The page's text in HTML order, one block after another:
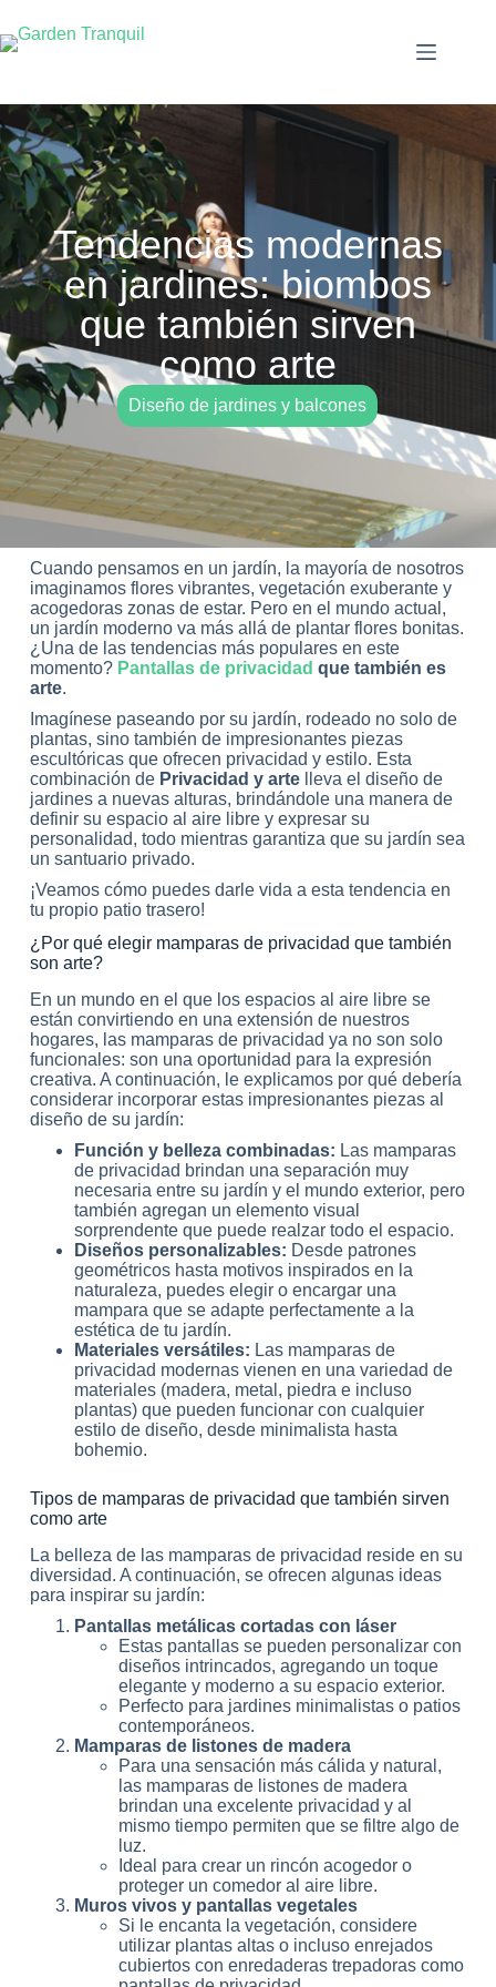
Tendencias modernas
en jardines: biombos
que también sirven
como arte
Diseño de jardines y balcones
Cuando pensamos en un jardín, la mayoría de nosotros
imaginamos flores vibrantes, vegetación exuberante y
acogedoras zonas de estar. Pero en el mundo actual,
un jardín moderno va más allá de plantar flores bonitas.
¿Una de las tendencias más populares en este
momento? Pantallas de privacidad que también es
arte.
Imagínese paseando por su jardín, rodeado no solo de
plantas, sino también de impresionantes piezas
escultóricas que ofrecen privacidad y estilo. Esta
combinación de Privacidad y artelleva el diseño de
jardines a nuevas alturas, brindándole una manera de
definir su espacio al aire libre y expresar su
personalidad, todo mientras garantiza que su jardín sea
un santuario privado.
¡Veamos cómo puedes darle vida a esta tendencia en
tu propio patio trasero!
¿Por qué elegir mamparas de privacidad que también
son arte?
En un mundo en el que los espacios al aire libre se
están convirtiendo en una extensión de nuestros
hogares, las mamparas de privacidad ya no son solo
funcionales: son una oportunidad para la expresión
creativa. A continuación, le explicamos por qué debería
considerar incorporar estas impresionantes piezas al
diseño de su jardín:
Función y belleza combinadas: Las mamparas
de privacidad brindan una separación muy
necesaria entre su jardín y el mundo exterior, pero
también agregan un elemento visual
sorprendente que puede realzar todo el espacio.
Diseños personalizables: Desde patrones
geométricos hasta motivos inspirados en la
naturaleza, puedes elegir o encargar una
mampara que se adapte perfectamente a la
estética de tu jardín.
Materiales versátiles: Las mamparas de
privacidad modernas vienen en una variedad de
materiales (madera, metal, piedra e incluso
plantas) que pueden funcionar con cualquier
estilo de diseño, desde minimalista hasta
bohemio.
Tipos de mamparas de privacidad que también sirven
como arte
La belleza de las mamparas de privacidad reside en su
diversidad. A continuación, se ofrecen algunas ideas
para inspirar su jardín:
Pantallas metálicas cortadas con láser
Estas pantallas se pueden personalizar con
diseños intrincados, agregando un toque
elegante y moderno a su espacio exterior.
Perfecto para jardines minimalistas o patios
contemporáneos.
Mamparas de listones de madera
Para una sensación más cálida y natural,
las mamparas de listones de madera
brindan una excelente privacidad y al
mismo tiempo permiten que se filtre algo de
luz.
Ideal para crear un rincón acogedor o
proteger un comedor al aire libre.
Muros vivos y pantallas vegetales
Si le encanta la vegetación, considere
utilizar plantas altas o incluso enrejados
cubiertos con enredaderas trepadoras como